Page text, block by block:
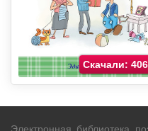
Скачали: 406
Электронная библиотека